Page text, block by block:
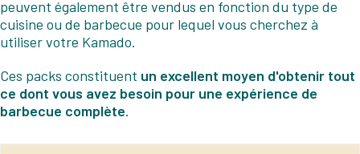
peuvent également être vendus en fonction du type de
cuisine ou de barbecue pour lequel vous cherchez à
utiliser votre Kamado.
Ces packs constituent un excellent moyen d'obtenir tout
ce dont vous avez besoin pour une expérience de
barbecue complète.